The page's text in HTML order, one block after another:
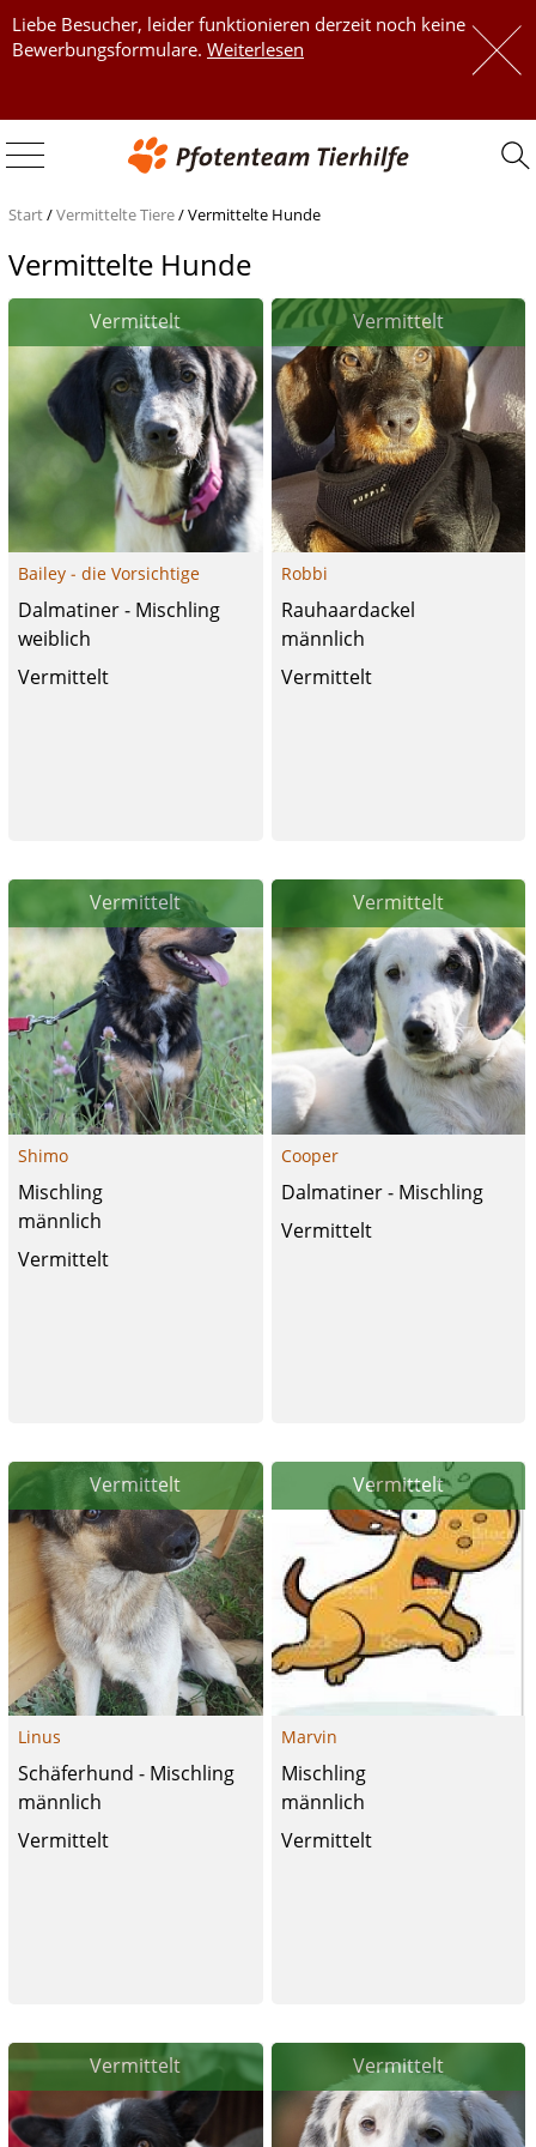
Liebe Besucher, leider funktionieren derzeit noch keine
Bewerbungsformulare. Weiterlesen
Start/Vermittelte Tiere/Vermittelte Hunde
Vermittelte Hunde
Vermittelt
Bailey - die Vorsichtige
Dalmatiner - Mischling
weiblich
Vermittelt
Vermittelt
Robbi
Rauhaardackel
männlich
Vermittelt
Vermittelt
Shimo
Mischling
männlich
Vermittelt
Vermittelt
Cooper
Dalmatiner - Mischling
Vermittelt
Vermittelt
Linus
Schäferhund - Mischling
männlich
Vermittelt
Vermittelt
Marvin
Mischling
männlich
Vermittelt
Vermittelt Vermittelt